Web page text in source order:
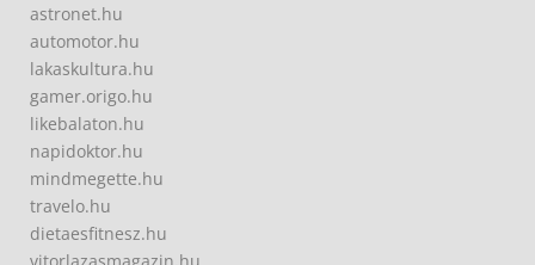
astronet.hu
automotor.hu
lakaskultura.hu
gamer.origo.hu
likebalaton.hu
napidoktor.hu
mindmegette.hu
travelo.hu
dietaesfitnesz.hu